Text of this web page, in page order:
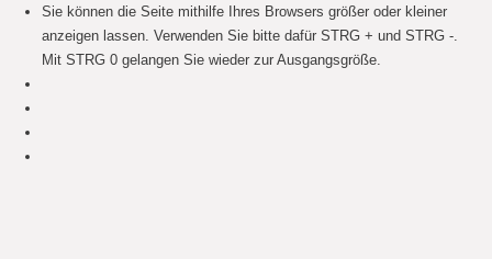
Sie können die Seite mithilfe Ihres Browsers größer oder kleiner
anzeigen lassen. Verwenden Sie bitte dafür STRG + und STRG -.
Mit STRG 0 gelangen Sie wieder zur Ausgangsgröße.